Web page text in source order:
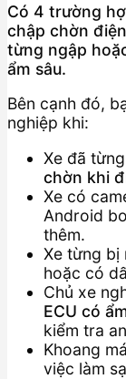
Có 4 trường
chập chờn
từng ngập
ẩm sâu.
Bên cạnh đó,
nghiệp khi:
Xe đã
chờn khi
Xe có
Android
thêm.
Xe từng bị
hoặc có
Chủ xe
ECU có
kiểm tra
Khoang
việc làm